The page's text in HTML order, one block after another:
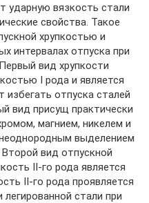
ударную вязкость стали
свойства. Такое
хрупкостью и
интервалах отпуска при
вид хрупкости
Ι рода и является
отпуска сталей
вид присущ практически
магнием, никелем и
выделением
вид отпускной
ΙΙ-го рода является
ΙΙ-го рода проявляется
стали при